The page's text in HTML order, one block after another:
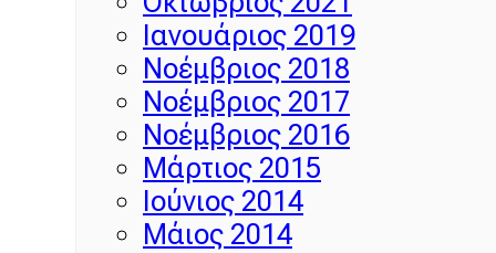
Ιανουάριος 2019
Νοέμβριος 2018
Νοέμβριος 2017
Νοέμβριος 2016
Μάρτιος 2015
Ιούνιος 2014
Μάιος 2014